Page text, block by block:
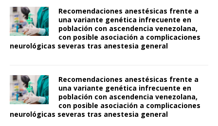
Recomendaciones anestésicas frente a
una variante genética infrecuente en
población con ascendencia venezolana,
con posible asociación a complicaciones
neurológicas severas tras anestesia general
Recomendaciones anestésicas frente a
una variante genética infrecuente en
población con ascendencia venezolana,
con posible asociación a complicaciones
neurológicas severas tras anestesia general